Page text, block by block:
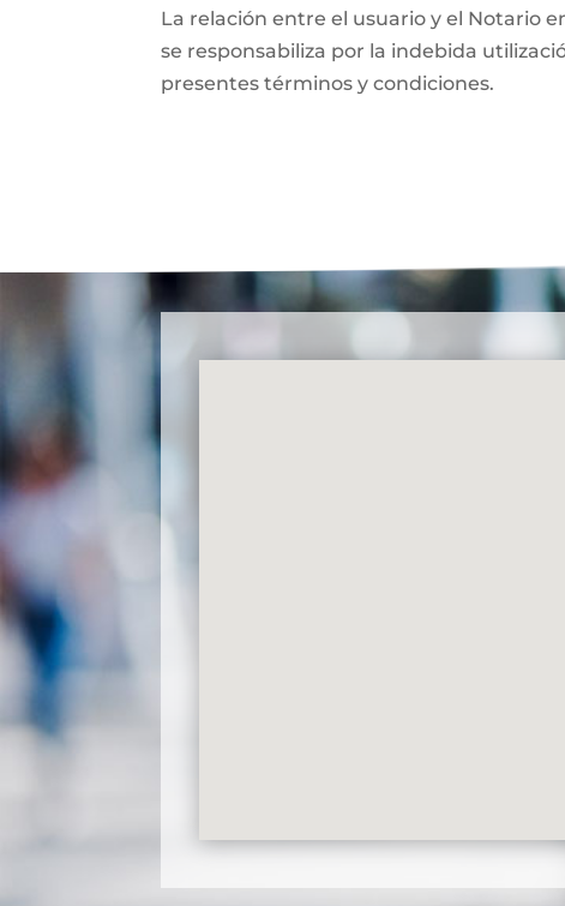
La relación entre el usuario y el Notario
se responsabiliza por la indebida
presentes términos y condiciones.